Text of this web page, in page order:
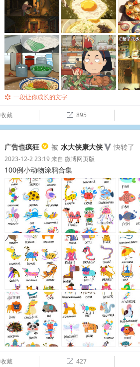
 一段让你成长的文字
收藏  895
广告也疯狂 被 水大侠康大侠 快转了
2023-12-2 23:19来自 微博网页版
100例小动物涂鸦合集 ​​​​
收藏  427